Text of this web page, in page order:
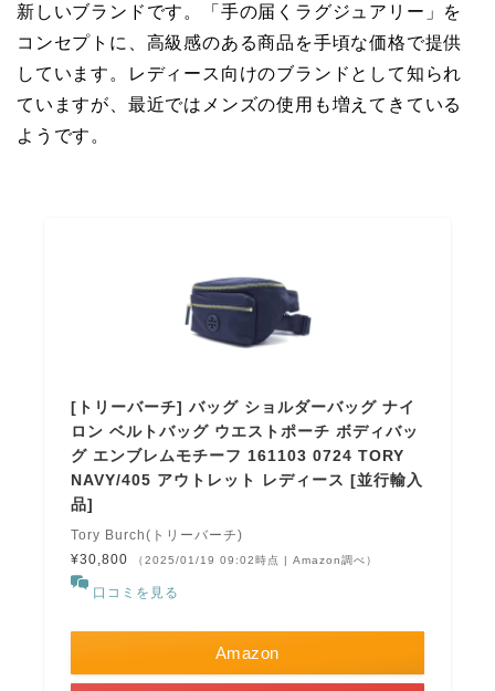
新しいブランドです。「手の届くラグジュアリー」を
コンセプトに、高級感のある商品を手頃な価格で提供
しています。レディース向けのブランドとして知られ
ていますが、最近ではメンズの使用も増えてきている
ようです。
[トリーバーチ] バッグ ショルダーバッグ ナイ
ロン ベルトバッグ ウエストポーチ ボディバッ
グ エンブレムモチーフ 161103 0724 TORY
NAVY/405 アウトレット レディース [並行輸入
品]
Tory Burch(トリーバーチ)
¥30,800
（2025/01/19 09:02時点 | Amazon調べ）
口コミを見る
Amazon